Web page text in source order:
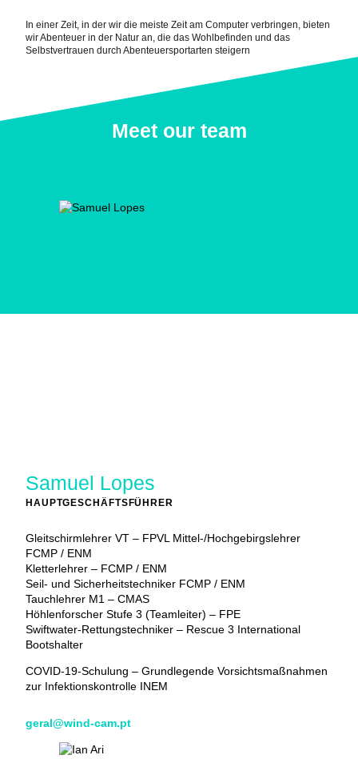
In einer Zeit, in der wir die meiste Zeit am Computer verbringen, bieten
wir Abenteuer in der Natur an, die das Wohlbefinden und das
Selbstvertrauen durch Abenteuersportarten steigern
Meet our team
Samuel Lopes
HAUPTGESCHÄFTSFÜHRER
Gleitschirmlehrer VT – FPVL Mittel-/Hochgebirgslehrer
FCMP / ENM
Kletterlehrer – FCMP / ENM
Seil- und Sicherheitstechniker FCMP / ENM
Tauchlehrer M1 – CMAS
Höhlenforscher Stufe 3 (Teamleiter) – FPE
Swiftwater-Rettungstechniker – Rescue 3 International
Bootshalter
COVID-19-Schulung – Grundlegende Vorsichtsmaßnahmen
zur Infektionskontrolle INEM
geral@wind-cam.pt